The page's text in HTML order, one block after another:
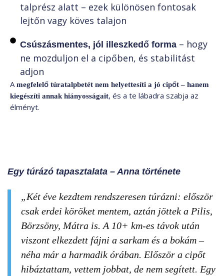
talprész alatt – ezek különösen fontosak
lejtőn vagy köves talajon
Csúszásmentes, jól illeszkedő forma – hogy
ne mozduljon el a cipőben, és stabilitást
adjon
A megfelelő túratalpbetét nem helyettesíti a jó cipőt – hanem
kiegészíti annak hiányosságait, és a te lábadra szabja az
élményt.
Egy túrázó tapasztalata – Anna története
„Két éve kezdtem rendszeresen túrázni: először
csak erdei köröket mentem, aztán jöttek a Pilis,
Börzsöny, Mátra is. A 10+ km-es távok után
viszont elkezdett fájni a sarkam és a bokám –
néha már a harmadik órában. Először a cipőt
hibáztattam, vettem jobbat, de nem segített. Egy